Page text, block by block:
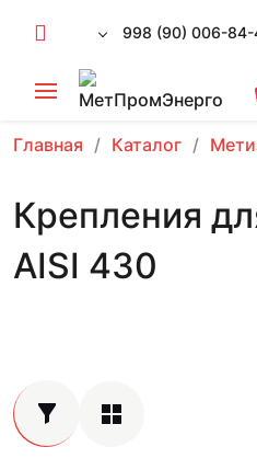
998 (90) 006-84-
Главная Каталог
Крепления
AISI 430